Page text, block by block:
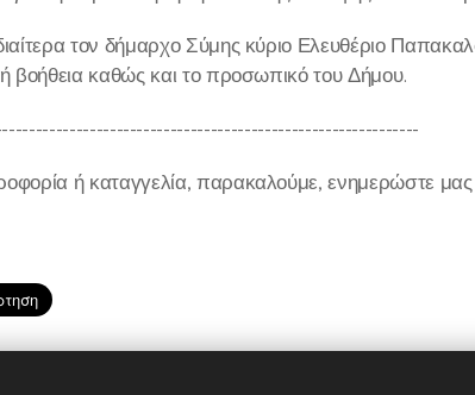
τον δήμαρχο Σύμης κύριο Ελευθέριο
βοήθεια καθώς και το προσωπικό του Δήμου.
ή καταγγελία, παρακαλούμε, ενημερώστε